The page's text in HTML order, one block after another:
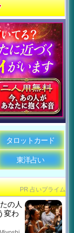
タロットカード
東洋占い
PR 占いプライム